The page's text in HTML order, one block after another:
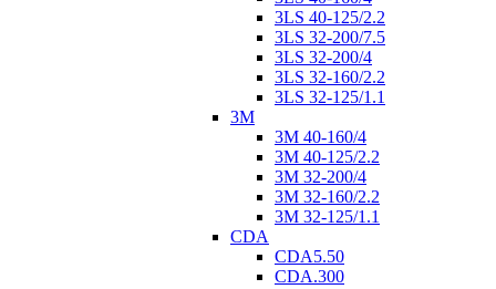
3LS 40-125/2.2
3LS 32-200/7.5
3LS 32-200/4
3LS 32-160/2.2
3LS 32-125/1.1
3M
3M 40-160/4
3M 40-125/2.2
3M 32-200/4
3M 32-160/2.2
3M 32-125/1.1
CDA
CDA5.50
CDA.300